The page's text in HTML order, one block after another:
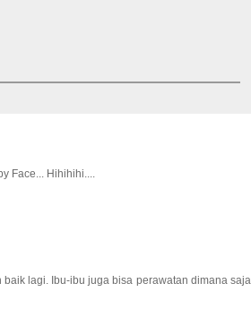
Face... Hihihihi....
lagi. Ibu-ibu juga bisa perawatan dimana saja